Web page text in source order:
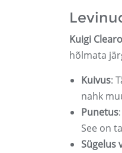
Kuigi
hõlmata
Kuivus:
nahk
Punetus
See on
Sügelus